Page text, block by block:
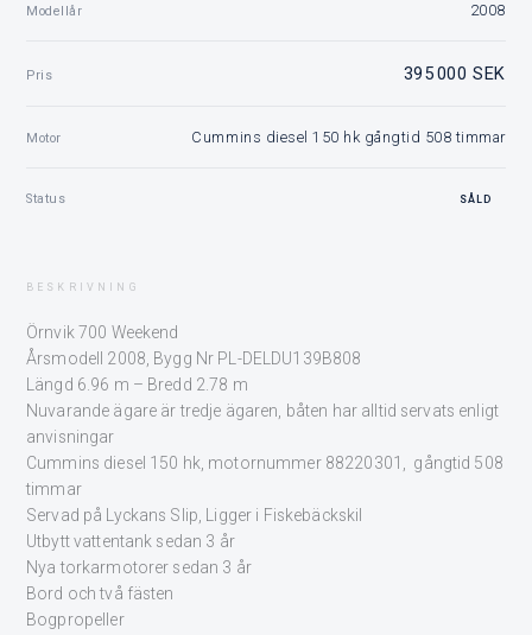
Modellår 2008
Pris 395 000 SEK
Motor Cummins diesel 150 hk gångtid 508 timmar
Status SÅLD
BESKRIVNING
Örnvik 700 Weekend
Årsmodell 2008, Bygg Nr PL-DELDU139B808
Längd 6.96 m – Bredd 2.78 m
Nuvarande ägare är tredje ägaren, båten har alltid servats enligt
anvisningar
Cummins diesel 150 hk, motornummer 88220301, gångtid 508
timmar
Servad på Lyckans Slip, Ligger i Fiskebäckskil
Utbytt vattentank sedan 3 år
Nya torkarmotorer sedan 3 år
Bord och två fästen
Bogpropeller